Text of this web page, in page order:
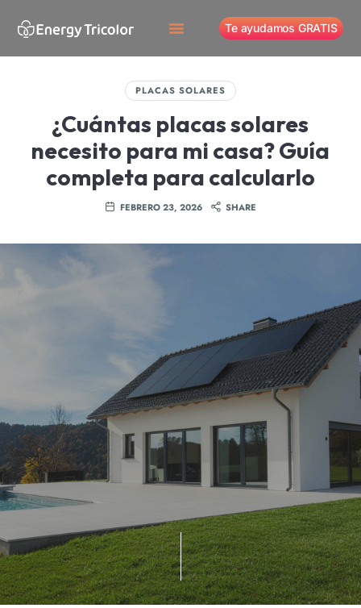
Te ayudamos GRATIS
PLACAS SOLARES
¿Cuántas placas solares
necesito para mi casa? Guía
completa para calcularlo
FEBRERO 23, 2026 SHARE